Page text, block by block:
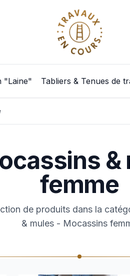
"Laine" Tabliers & Tenues de
femme
de produits dans la
& mules - Mocassins